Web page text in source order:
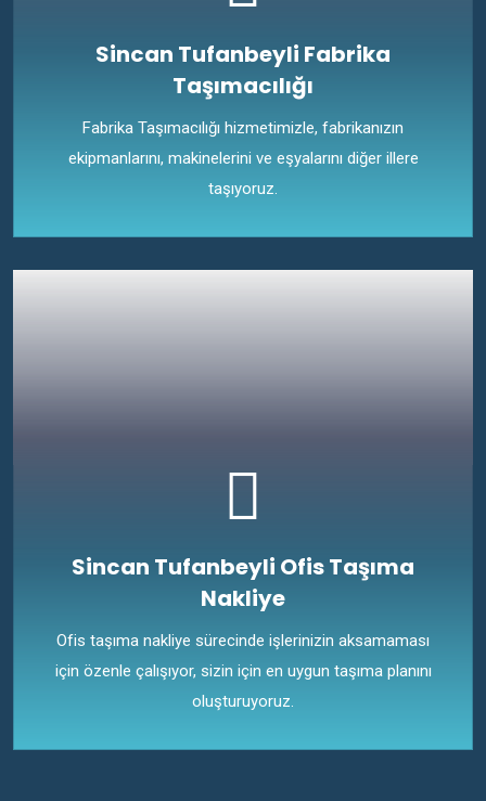
Sincan Tufanbeyli Fabrika
Taşımacılığı
Fabrika Taşımacılığı hizmetimizle, fabrikanızın
ekipmanlarını, makinelerini ve eşyalarını diğer illere
taşıyoruz.
Sincan Tufanbeyli Ofis Taşıma
Nakliye
Ofis taşıma nakliye sürecinde işlerinizin aksamaması
için özenle çalışıyor, sizin için en uygun taşıma planını
oluşturuyoruz.